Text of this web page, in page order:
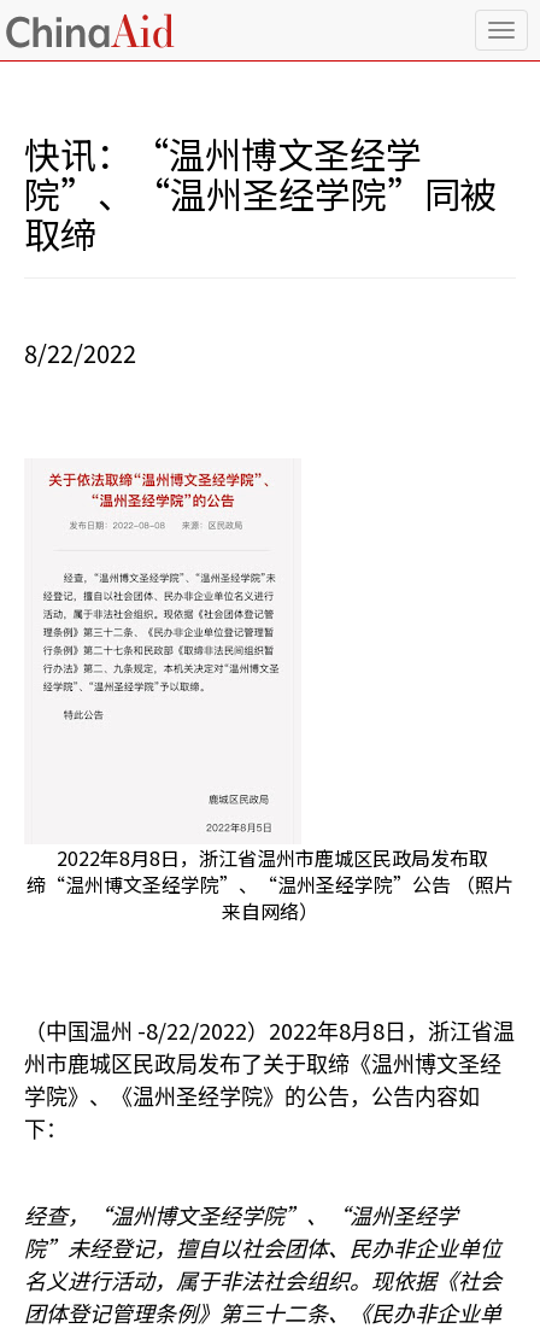
T
o
快讯：“温州博文圣经学
院”、“温州圣经学院”同被
取缔
8/22/2022
2022年8月8日，浙江省温州市鹿城区民政局发布取
缔“温州博文圣经学院”、“温州圣经学院”公告 （照片
来自网络）
（中国温州 -8/22/2022） 2022年8月 8 日，浙江省温
州市鹿城区民政局发布了关于取缔《温州博文圣经
学院》、《温州圣经学院》的公告，公告内容如
下：
经查， “温州博文圣经学院” 、 “温州圣经学
院” 未经登记，擅自以社会团体、民办非企业单位
名义进行活动，属于非法社会组织。现依据《社会
团体登记管理条例》第三十二条、《民办非企业单